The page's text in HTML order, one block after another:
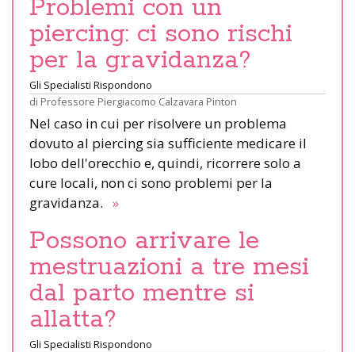
Problemi con un
piercing: ci sono rischi
per la gravidanza?
Gli Specialisti Rispondono
di Professore Piergiacomo Calzavara Pinton
Nel caso in cui per risolvere un problema
dovuto al piercing sia sufficiente medicare il
lobo dell'orecchio e, quindi, ricorrere solo a
cure locali, non ci sono problemi per la
gravidanza. »
Possono arrivare le
mestruazioni a tre mesi
dal parto mentre si
allatta?
Gli Specialisti Rispondono